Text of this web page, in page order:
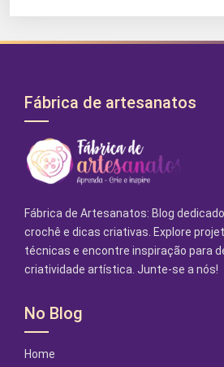
Fábrica de artesanatos
Fábrica de Artesanatos: Blog
crochê e dicas criativas. Explore
técnicas e encontre inspiração para
criatividade artística. Junte-se a nós!
No Blog
Home